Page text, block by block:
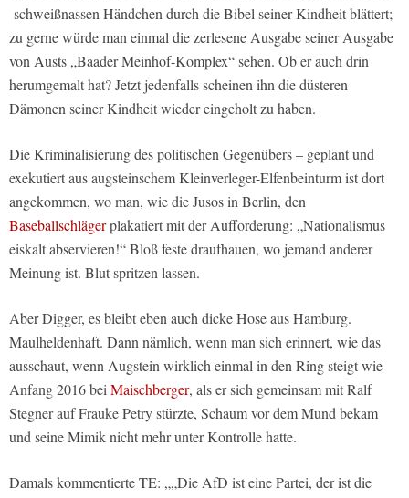
schweißnassen Händchen durch die Bibel seiner Kindheit blättert;
zu gerne würde man einmal die zerlesene Ausgabe seiner Ausgabe
von Austs „Baader Meinhof-Komplex“ sehen. Ob er auch drin
herumgemalt hat? Jetzt jedenfalls scheinen ihn die düsteren
Dämonen seiner Kindheit wieder eingeholt zu haben.
Die Kriminalisierung des politischen Gegenübers – geplant und
exekutiert aus augsteinschem Kleinverleger-Elfenbeinturm ist dort
angekommen, wo man, wie die Jusos in Berlin, den
Baseballschlägerplakatiert mit der Aufforderung: „Nationalismus
eiskalt abservieren!“ Bloß feste draufhauen, wo jemand anderer
Meinung ist. Blut spritzen lassen.
Aber Digger, es bleibt eben auch dicke Hose aus Hamburg.
Maulheldenhaft. Dann nämlich, wenn man sich erinnert, wie das
ausschaut, wenn Augstein wirklich einmal in den Ring steigt wie
Anfang 2016 bei Maischberger, als er sich gemeinsam mit Ralf
Stegner auf Frauke Petry stürzte, Schaum vor dem Mund bekam
und seine Mimik nicht mehr unter Kontrolle hatte.
Damals kommentierte TE: „„Die AfD ist eine Partei, der ist die